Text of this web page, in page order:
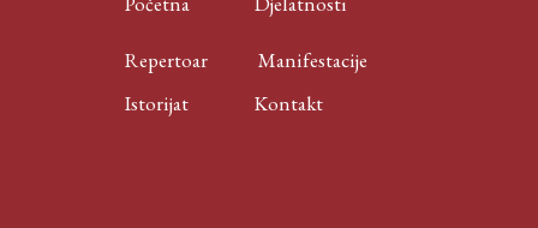
Repertoar
Manifestacije
Istorijat
Kontakt